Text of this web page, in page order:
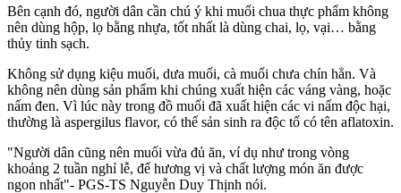
Bên cạnh đó, người dân cần chú ý khi muối chua thực phẩm không
nên dùng hộp, lọ bằng nhựa, tốt nhất là dùng chai, lọ, vại… bằng
thủy tinh sạch.
Không sử dụng kiệu muối, dưa muối, cà muối chưa chín hẳn. Và
không nên dùng sản phẩm khi chúng xuất hiện các váng vàng, hoặc
nấm đen. Vì lúc này trong đồ muối đã xuất hiện các vi nấm độc hại,
thường là aspergilus flavor, có thể sản sinh ra độc tố có tên aflatoxin.
"Người dân cũng nên muối vừa đủ ăn, ví dụ như trong vòng
khoảng 2 tuần nghỉ lễ, để hương vị và chất lượng món ăn được
ngon nhất"- PGS-TS Nguyễn Duy Thịnh nói.